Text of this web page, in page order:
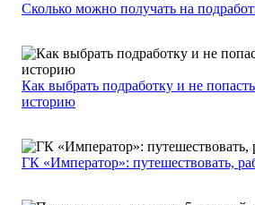
Сколько можно получать на
Как выбрать подработку и не
историю
ГК «Император»: путешествовать,